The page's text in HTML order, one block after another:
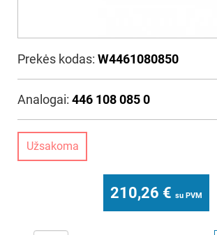
Prekės kodas: W4461080850
Analogai: 446 108 085 0
Užsakoma
210,26 € su PVM